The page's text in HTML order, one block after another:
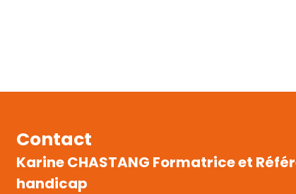
Contact
Karine CHASTANG Formatrice et
handicap